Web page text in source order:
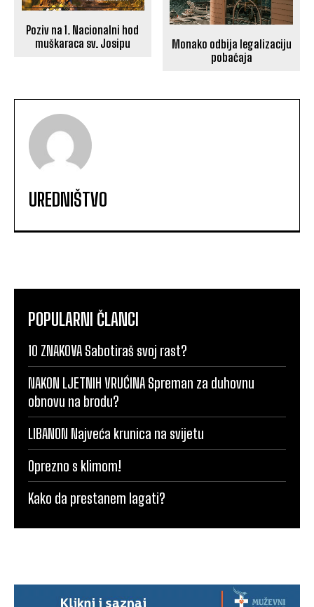
Poziv na 1. Nacionalni hod
muškaraca sv. Josipu
Monako odbija legalizaciju
pobačaja
UREDNIŠTVO
POPULARNI ČLANCI
10 ZNAKOVA Sabotiraš svoj rast?
NAKON LJETNIH VRUĆINA Spreman za duhovnu
obnovu na brodu?
LIBANON Najveća krunica na svijetu
Oprezno s klimom!
Kako da prestanem lagati?